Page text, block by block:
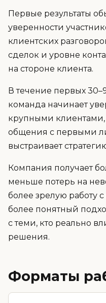
Первые результаты
уверенности
клиентских
сделок и уровне
на стороне клиента.
В течение первых
команда начинает
крупными
общения с первыми
выстраивает
Компания получает
меньше потерь на
более зрелую работу
более понятный
с теми, кто реально
решения.
Форматы